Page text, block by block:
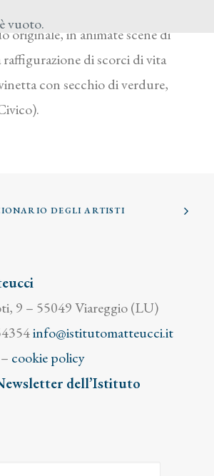
vuoto.
originale, in animate scene di
di scorci di vita
con secchio di verdure,
DEGLI ARTISTI
9 – 55049 Viareggio (LU)
info@istitutomatteucci.it
– cookie policy
dell’Istituto